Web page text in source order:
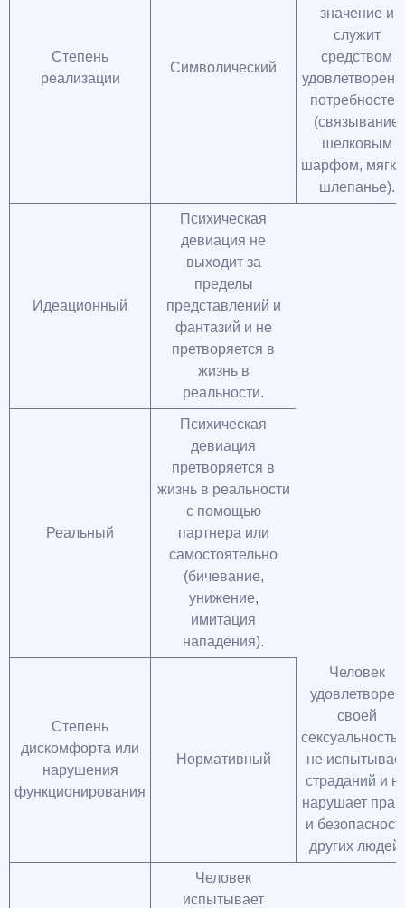
Степень
реализации
Символический
значение и
служит
средством
потребностей
(связывание
шелковым
шарфом,
шлепанье).
Идеационный
Психическая
девиация не
выходит за
пределы
представлений и
фантазий и не
претворяется в
жизнь в
реальности.
Реальный
Психическая
девиация
претворяется в
жизнь в реальности
с помощью
партнера или
самостоятельно
(бичевание,
унижение,
имитация
нападения).
Степень
дискомфорта или
нарушения
функционирования
Нормативный
Человек
удовлетворен
своей
не
страданий и
нарушает
и
других людей.
Человек
испытывает